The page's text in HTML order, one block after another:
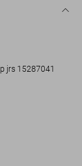
en toch
een jeans voor
een ideale keuze
nu kiest voor een
dit T-shirt biedt
jrs 15287041